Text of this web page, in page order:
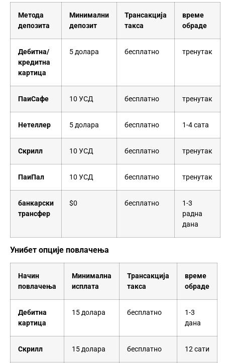
Метода
депозита
Минимални
депозит
Трансакција
такса
време
обраде
Дебитна/
кредитна
картица
5 долара бесплатно тренутак
ПаиСафе 10 УСД бесплатно тренутак
Нетеллер 5 долара бесплатно 1-4 сата
Скрилл 10 УСД бесплатно тренутак
ПаиПал 10 УСД бесплатно тренутак
банкарски
трансфер
$0 бесплатно
1-3
радна
дана
Унибет опције повлачења
Начин
повлачења
Минимална
исплата
Трансакција
такса
време
обраде
Дебитна
картица
15 долара бесплатно
1-3
дана
Скрилл 15 долара бесплатно 12 сати